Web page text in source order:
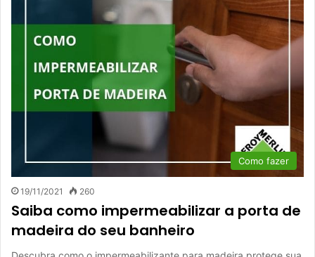
Como fazer
19/11/2021 260
Saiba como impermeabilizar a porta de
madeira do seu banheiro